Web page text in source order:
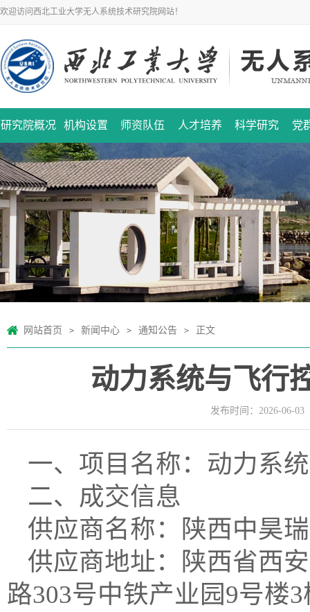
欢迎访问西北工业大学无人系统技术研究院网站！
研究院概况 机构设置 师资队伍 人才培养 科学研究 党
网站首页 > 新闻中心 > 通知公告 > 正文
动力系统与飞行
发布时间：2026-06-03
一、项目名称：动力系
二、成交信息
供应商名称：陕西中昊
供应商地址：陕西省西
路303号中铁产业园9号楼3